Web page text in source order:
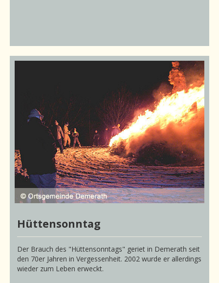
Hüttensonntag
Der Brauch des "Hüttensonntags" geriet in Demerath seit
den 70er Jahren in Vergessenheit. 2002 wurde er allerdings
wieder zum Leben erweckt.